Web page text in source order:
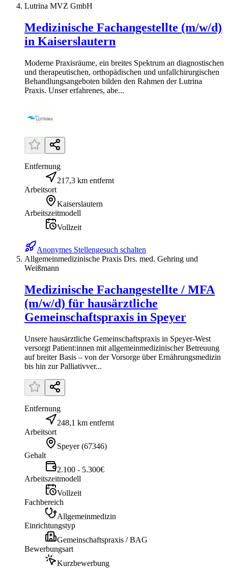
Lutrina MVZ GmbH
Medizinische Fachangestellte (m/w/d)
in Kaiserslautern
Moderne Praxisräume, ein breites Spektrum an diagnostischen
und therapeutischen, orthopädischen und unfallchirurgischen
Behandlungsangeboten bilden den Rahmen der Lutrina
Praxis. Unser erfahrenes, abe...
Entfernung
217,3 km entfernt
Arbeitsort
Kaiserslautern
Arbeitszeitmodell
Vollzeit
Anonymes Stellengesuch schalten
Allgemeinmedizinische Praxis Drs. med. Gehring und
Weißmann
Medizinische Fachangestellte / MFA
(m/w/d) für hausärztliche
Gemeinschaftspraxis in Speyer
Unsere hausärztliche Gemeinschaftspraxis in Speyer-West
versorgt Patient:innen mit allgemeinmedizinischer Betreuung
auf breiter Basis – von der Vorsorge über Ernährungsmedizin
bis hin zur Palliativver...
Entfernung
248,1 km entfernt
Arbeitsort
Speyer (67346)
Gehalt
2.100 - 5.300€
Arbeitszeitmodell
Vollzeit
Fachbereich
Allgemeinmedizin
Einrichtungstyp
Gemeinschaftspraxis / BAG
Bewerbungsart
Kurzbewerbung